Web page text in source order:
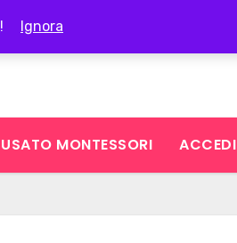
! Ignora
USATO MONTESSORI ACCEDI